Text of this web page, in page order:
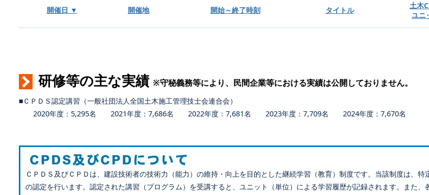
開催日 ▼ 開催地 開始～終了時刻 タイトル
土木
ユニ
研修等の主な実績 ※守秘義務等により、民間企業等における実績は公開しておりません。
■ＣＰＤＳ認定講習（一般社団法人全国土木施工管理技士会連合会）
2020年度：5,295名 2021年度：7,686名 2022年度：7,681名 2023年度：7,709名 2024年度：7,670名
ＣＰＤＳ及びＣＰＤは、建設技術者の技術力（能力）の維持・向上を目的とした継続学習（教育）制度です。当該制度は、
の認定を行います。認定された講習（プログラム）を受講すると、ユニット（単位）による学習履歴が記録されます。また